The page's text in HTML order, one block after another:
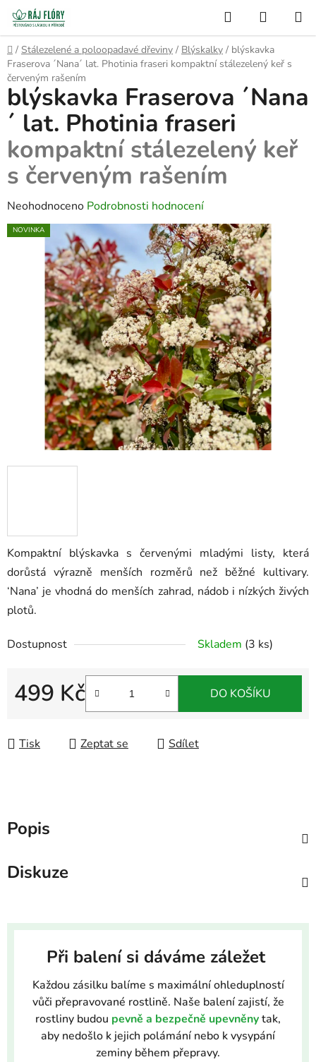
Přejít
obsah
Hledat
KOŠÍK
Domů
/ Stálezelené a poloopadavé dřeviny / Blýskalky / blýskavka
Fraserova ´Nana´ lat. Photinia fraseri kompaktní stálezelený keř s
červeným rašením
Kompaktní blýskavka s červenými mladými listy, která
dorůstá výrazně menších rozměrů než běžné kultivary.
‘Nana’ je vhodná do menších zahrad, nádob i nízkých živých
plotů.
Dostupnost Skladem (3 ks)
499 Kč DO KOŠÍKU
Tisk Zeptat se Sdílet
blýskavka Fraserova ´Nana
´ lat. Photinia fraseri
kompaktní stálezelený keř
s červeným rašením
Průměrné
hodnocení
hvězdiček.
Neohodnoceno Podrobnosti hodnocení
NOVINKA
Popis
Diskuze
Při balení si dáváme záležet
Každou zásilku balíme s maximální ohleduplností
vůči přepravované rostlině. Naše balení zajistí, že
rostliny budou pevně a bezpečně upevněnytak,
aby nedošlo k jejich polámání nebo k vysypání
zeminy během přepravy.
Semínko